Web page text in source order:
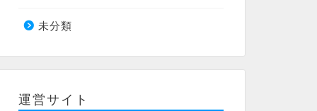
未分類
運営サイト